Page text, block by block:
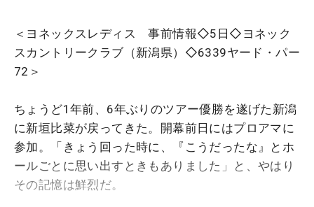
＜ヨネックスレディス 事前情報◇5日◇ヨネック
スカントリークラブ（新潟県）◇6339ヤード・パー
72＞
ちょうど1年前、6年ぶりのツアー優勝を遂げた新潟
に新垣比菜が戻ってきた。開幕前日にはプロアマに
参加。「きょう回った時に、『こうだったな』とホ
ールごとに思い出すときもありました」と、やはり
その記憶は鮮烈だ。